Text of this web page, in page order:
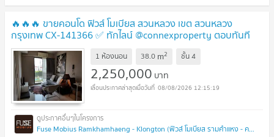
🔥🔥🔥 ขายคอนโด ฟิวส์ โมเบียส สวนหลวง เขต สวนหลวง
กรุงเทพ CX-141366 ✅ ทักไลน์ @connexproperty ตอบทันที
ทีมงานมืออาชีพ ✅ 🔥🔥🔥
1 ห้องนอน 38.0 m2 ชั้น4
2,250,000 บาท
08/08/2026 12:15:19
Fuse Mobius Ramkhamhaeng - Klongton (ฟิวส์ โมเบียส รามคำแหง - คลองตัน)